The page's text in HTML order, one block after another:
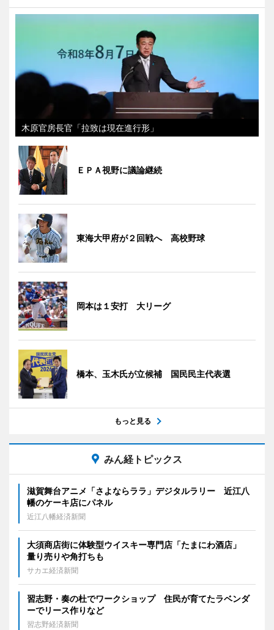
木原官房長官「拉致は現在進行形」
ＥＰＡ視野に議論継続
東海大甲府が２回戦へ 高校野球
岡本は１安打 大リーグ
橋本、玉木氏が立候補 国民民主代表選
もっと見る
みん経トピックス
滋賀舞台アニメ「さよならララ」デジタルラリー 近江八
幡のケーキ店にパネル
近江八幡経済新聞
大須商店街に体験型ウイスキー専門店「たまにわ酒店」
量り売りや角打ちも
サカエ経済新聞
習志野・奏の杜でワークショップ 住民が育てたラベンダ
ーでリース作りなど
習志野経済新聞